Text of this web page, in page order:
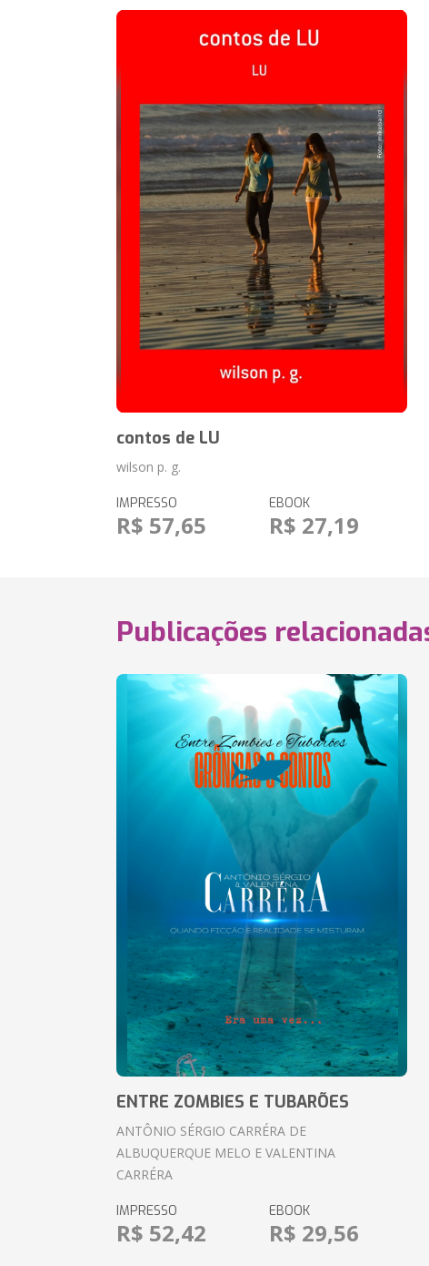
contos de LU
wilson p. g.
IMPRESSO
R$ 57,65
EBOOK
R$ 27,19
Publicações
ENTRE ZOMBIES E TUBARÕES
ANTÔNIO SÉRGIO CARRÉRA DE
ALBUQUERQUE MELO E VALENTINA
CARRÉRA
IMPRESSO
R$ 52,42
EBOOK
R$ 29,56